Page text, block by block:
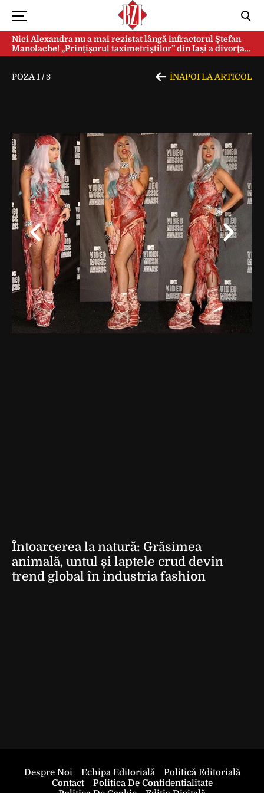
Nici Alexandra nu a mai rezistat lângă infractorul Ștefan
Manolache! „Prințișorul taximetriștilor” din Iași a divorţat
după doi ani de căsnicie
POZA 1 /3 ÎNAPOI LA ARTICOL
Întoarcerea la natură: Grăsimea
animală, untul și laptele crud devin
trend global în industria fashion
Despre Noi Echipa Editorială
Politică Editorială
Contact
Politica De Confidentialitate